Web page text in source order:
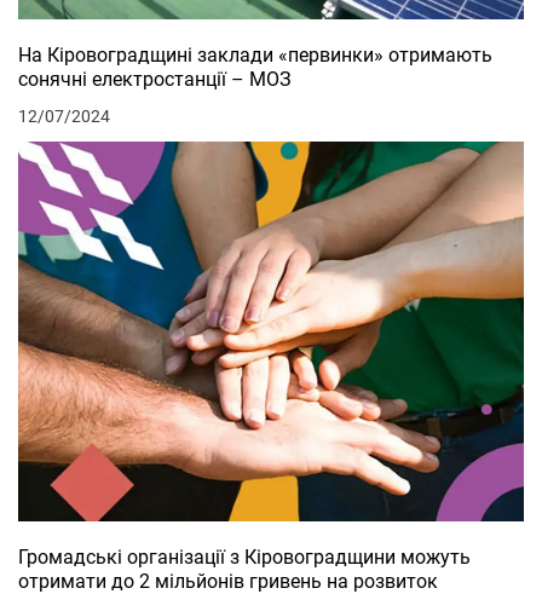
На Кіровоградщині заклади «первинки» отримають
сонячні електростанції – МОЗ
12/07/2024
Громадські організації з Кіровоградщини можуть
отримати до 2 мільйонів гривень на розвиток